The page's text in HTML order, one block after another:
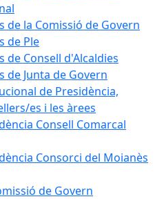
de la Comissió de Govern
de Ple
de Consell d'Alcaldies
de Junta de Govern
de Presidència,
es i les àrees
Consell Comarcal
Consorci del Moianès
de Govern